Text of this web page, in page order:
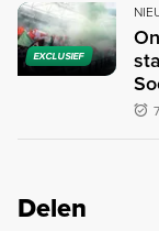
EXCLUSIEF
Delen